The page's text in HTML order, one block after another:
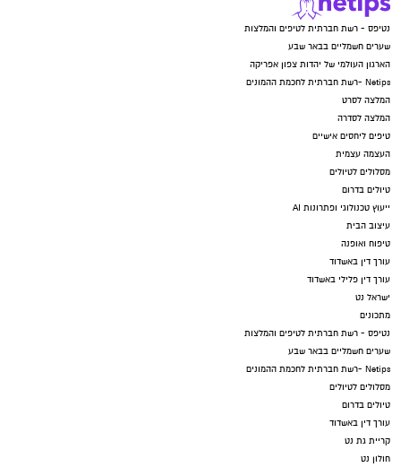
נטיפס - רשת חברתית לטיפים והמלצות
שערים חשמליים בבאר שבע
הארגון העולמי של יהדות צפון אפריקה
Netips -רשת חברתית לחכמת ההמונים
המלצה לסרט
המלצה לסדרה
טיפים ליחסים אישיים
העצמה עצמית
מסלולים לטיולים
טיולים בדרום
ייעוץ טכנולוגי ופתרונות AI
עיצוב הבית
טיפוח ואופנה
עורך דין באשדוד
עורך דין פלילי באשדוד
ישראל נט
מתכונים
נטיפס - רשת חברתית לטיפים והמלצות
שערים חשמליים בבאר שבע
Netips -רשת חברתית לחכמת ההמונים
מסלולים לטיולים
טיולים בדרום
עורך דין באשדוד
קריית גת נט
חולון נט